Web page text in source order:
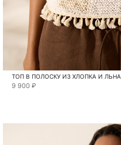
ТОП В ПОЛОСКУ ИЗ ХЛОПКА И ЛЬНА
9 900 ₽